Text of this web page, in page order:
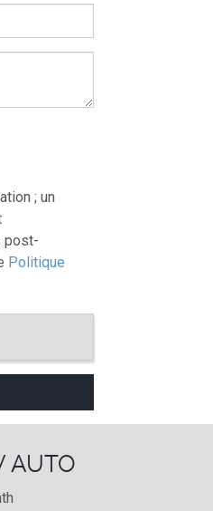
; un
post-
Politique
AUTO